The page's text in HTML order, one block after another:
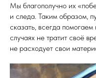
Мы благополучно их
и следа. Таким образом,
сказать, всегда
случаях не тратит своё
не расходует свои